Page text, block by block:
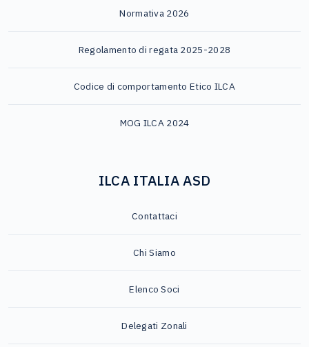
Normativa 2026
Regolamento di regata 2025-2028
Codice di comportamento Etico ILCA
MOG ILCA 2024
ILCA ITALIA ASD
Contattaci
Chi Siamo
Elenco Soci
Delegati Zonali